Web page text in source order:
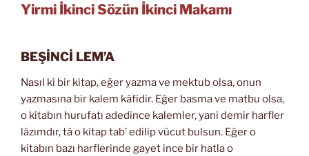
Yirmi İkinci Sözün İkinci Makamı
BEŞİNCİ LEM’A
Nasıl ki bir kitap, eğer yazma ve mektub olsa, onun
yazmasına bir kalem kâfidir. Eğer basma ve matbu olsa,
o kitabın hurufatı adedince kalemler, yani demir harfler
lâzımdır, tâ o kitap tab’ edilip vücut bulsun. Eğer o
kitabın bazı harflerinde gayet ince bir hatla o